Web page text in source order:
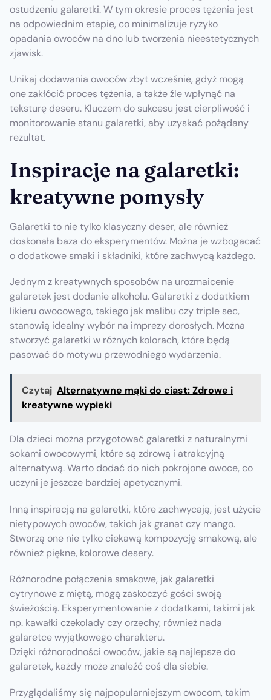
ostudzeniu galaretki. W tym okresie proces tężenia jest
na odpowiednim etapie, co minimalizuje ryzyko
opadania owoców na dno lub tworzenia nieestetycznych
zjawisk.
Unikaj dodawania owoców zbyt wcześnie, gdyż mogą
one zakłócić proces tężenia, a także źle wpłynąć na
teksturę deseru. Kluczem do sukcesu jest cierpliwość i
monitorowanie stanu galaretki, aby uzyskać pożądany
rezultat.
Inspiracje na galaretki:
kreatywne pomysły
Galaretki to nie tylko klasyczny deser, ale również
doskonała baza do eksperymentów. Można je wzbogacać
o dodatkowe smaki i składniki, które zachwycą każdego.
Jednym z kreatywnych sposobów na urozmaicenie
galaretek jest dodanie alkoholu. Galaretki z dodatkiem
likieru owocowego, takiego jak malibu czy triple sec,
stanowią idealny wybór na imprezy dorosłych. Można
stworzyć galaretki w różnych kolorach, które będą
pasować do motywu przewodniego wydarzenia.
Czytaj Alternatywne mąki do ciast: Zdrowe i
kreatywne wypieki
Dla dzieci można przygotować galaretki z naturalnymi
sokami owocowymi, które są zdrową i atrakcyjną
alternatywą. Warto dodać do nich pokrojone owoce, co
uczyni je jeszcze bardziej apetycznymi.
Inną inspiracją na galaretki, które zachwycają, jest użycie
nietypowych owoców, takich jak granat czy mango.
Stworzą one nie tylko ciekawą kompozycję smakową, ale
również piękne, kolorowe desery.
Różnorodne połączenia smakowe, jak galaretki
cytrynowe z miętą, mogą zaskoczyć gości swoją
świeżością. Eksperymentowanie z dodatkami, takimi jak
np. kawałki czekolady czy orzechy, również nada
galaretce wyjątkowego charakteru.
Dzięki różnorodności owoców, jakie są najlepsze do
galaretek, każdy może znaleźć coś dla siebie.
Przyglądaliśmy się najpopularniejszym owocom, takim